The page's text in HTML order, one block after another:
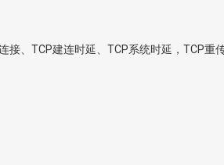
、TCP建连时延、TCP系统时延，TCP